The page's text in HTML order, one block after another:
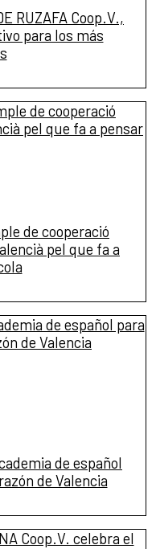
RUZAFA Coop.V.,
para los más
de cooperació
pel que fa a
de español
de Valencia